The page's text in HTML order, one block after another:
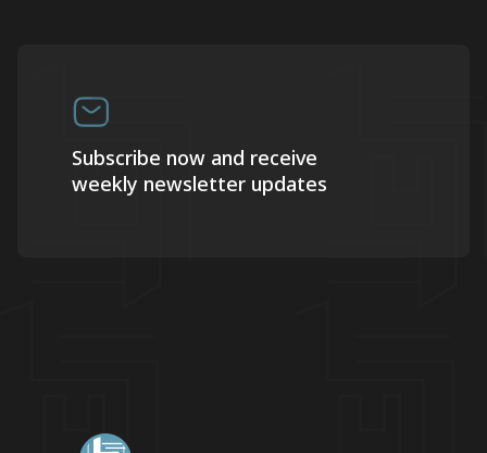
Subscribe now and receive
weekly newsletter updates